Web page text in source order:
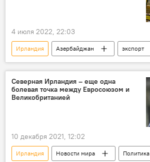
4 июля 2022, 22:03
Ирландия Азербайджан
экспорт
Экономика
Северная Ирландия – еще одна
болевая точка между Евросоюзом и
Великобританией
10 декабря 2021, 12:02
Ирландия Новости мира
Политика